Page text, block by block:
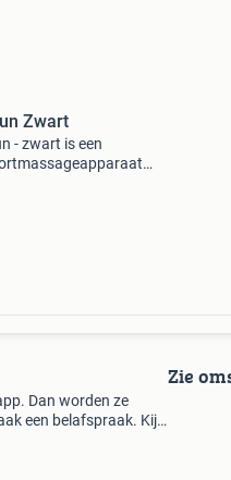
Lola Brave Massage Gun Zwart
- zwart is een
Dan worden ze
een belafspraak. Kijk
Zie